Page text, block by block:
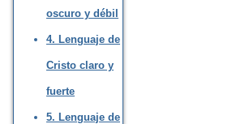
oscuro y débil
4. Lenguaje de
Cristo claro y
fuerte
5. Lenguaje de